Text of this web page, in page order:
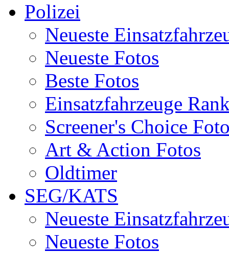
Polizei
Neueste
Neueste Fotos
Beste Fotos
Einsatzfahrzeuge
Screener's Choice
Art & Action Fotos
Oldtimer
SEG/KATS
Neueste
Neueste Fotos